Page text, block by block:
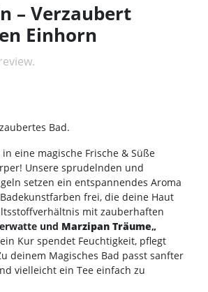
– Verzaubert
Einhorn
Bad.
eine magische Frische & Süße
Unsere sprudelnden und
setzen ein entspannendes Aroma
frei, die deine Haut
mit zauberhaften
und Marzipan Träume„
Kur spendet Feuchtigkeit, pflegt
deinem Magisches Bad passt sanfter
vielleicht ein Tee einfach zu